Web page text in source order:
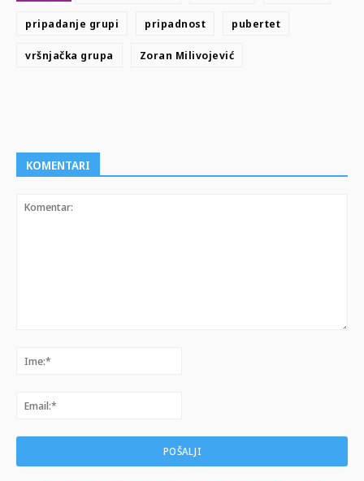
pripadanje grupi pripadnost pubertet
vršnjačka grupa Zoran Milivojević
KOMENTARI